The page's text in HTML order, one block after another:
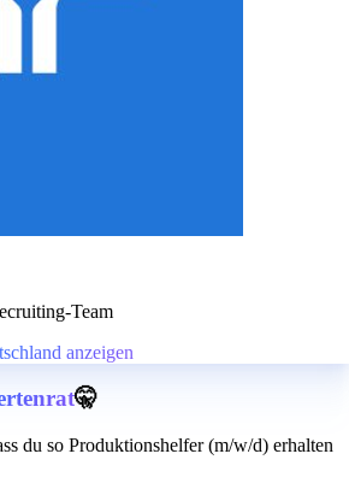
Team
anzeigen
🤫
du so Produktionshelfer (m/w/d) erhalten